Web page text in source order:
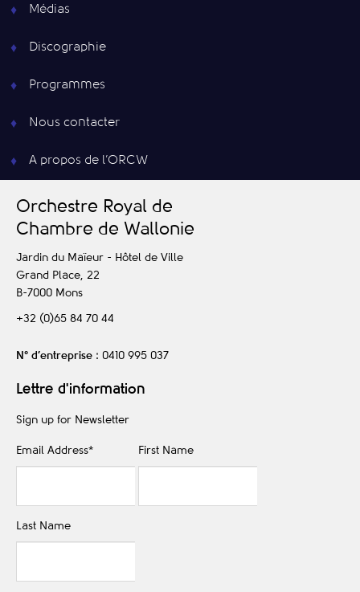
Médias
Discographie
Programmes
Nous contacter
A propos de l’ORCW
Orchestre Royal de
Chambre de Wallonie
Jardin du Maïeur - Hôtel de Ville
Grand Place, 22
B-7000 Mons
+32 (0)65 84 70 44
N° d’entreprise : 0410 995 037
Lettre d'information
Sign up for Newsletter
Email Address* First Name
Last Name